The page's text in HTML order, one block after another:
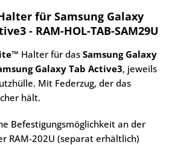
für Samsung Galaxy
- RAM-HOL-TAB-SAM29U
Halter für das Samsung Galaxy
Galaxy Tab Active3, jeweils
Mit Federzug, der das
hält.
Befestigungsmöglichkeit an der
RAM-202U (separat erhältlich)